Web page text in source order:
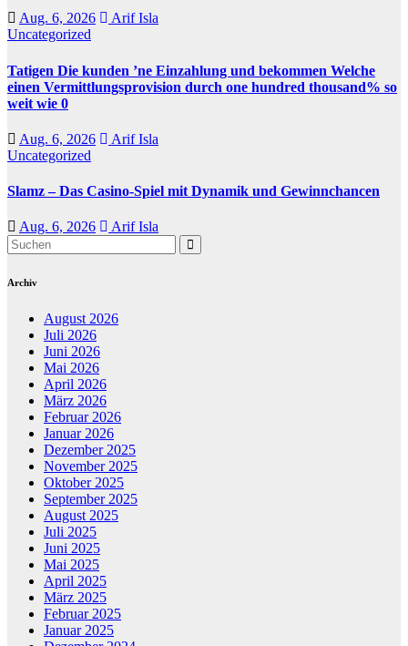
Aug. 6, 2026
Arif Isla
Uncategorized
Tatigen Die kunden ’ne Einzahlung und bekommen Welche
einen Vermittlungsprovision durch one hundred thousand% so
weit wie 0
Aug. 6, 2026
Arif Isla
Uncategorized
Slamz – Das Casino-Spiel mit Dynamik und Gewinnchancen
Aug. 6, 2026 Arif Isla
Archiv
August 2026
Juli 2026
Juni 2026
Mai 2026
April 2026
März 2026
Februar 2026
Januar 2026
Dezember 2025
November 2025
Oktober 2025
September 2025
August 2025
Juli 2025
Juni 2025
Mai 2025
April 2025
März 2025
Februar 2025
Januar 2025